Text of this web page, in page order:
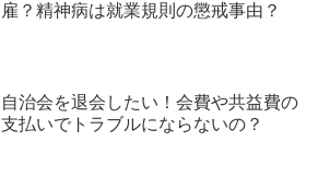
雇？精神病は就業規則の懲戒事由？
自治会を退会したい！会費や共益費の
支払いでトラブルにならないの？